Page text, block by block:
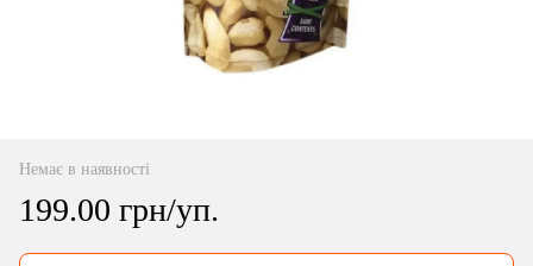
Немає в наявності
199.00 грн/уп.